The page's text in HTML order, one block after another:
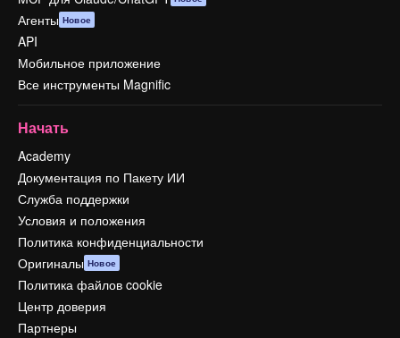
Агенты Новое
API
Мобильное приложение
Все инструменты Magnific
Начать
Academy
Документация по Пакету ИИ
Служба поддержки
Условия и положения
Политика конфиденциальности
Оригиналы Новое
Политика файлов cookie
Центр доверия
Партнеры